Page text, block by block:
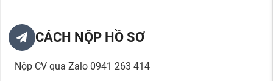
CÁCH NỘP HỒ SƠ
Nộp CV qua Zalo 0941 263 414